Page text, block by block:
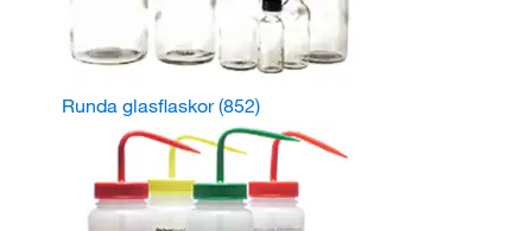
Runda glasflaskor(852)